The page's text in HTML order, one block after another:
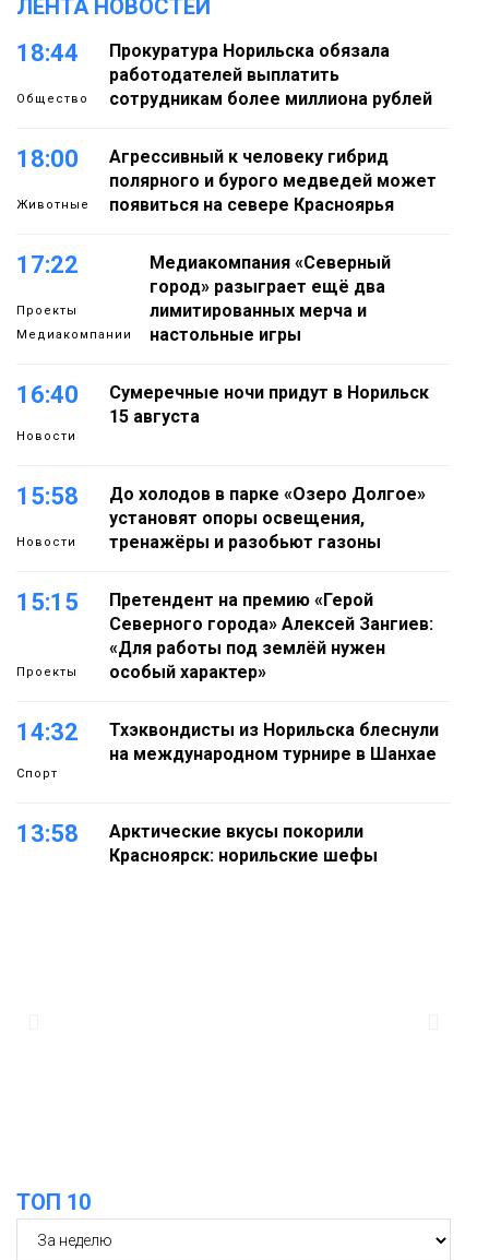
ЛЕНТА НОВОСТЕЙ
18:44
Общество
Прокуратура Норильска обязала
работодателей выплатить
сотрудникам более миллиона рублей
18:00
Животные
Агрессивный к человеку гибрид
полярного и бурого медведей может
появиться на севере Красноярья
17:22
Проекты
Медиакомпании
Медиакомпания «Северный
город» разыграет ещё два
лимитированных мерча и
настольные игры
16:40
Новости
Сумеречные ночи придут в Норильск
15 августа
15:58
Новости
До холодов в парке «Озеро Долгое»
установят опоры освещения,
тренажёры и разобьют газоны
15:15
Проекты
Претендент на премию «Герой
Северного города» Алексей Зангиев:
«Для работы под землёй нужен
особый характер»
14:32
Спорт
Тхэквондисты из Норильска блеснули
на международном турнире в Шанхае
13:58
Арктические вкусы покорили
Красноярск: норильские шефы
ТОП 10